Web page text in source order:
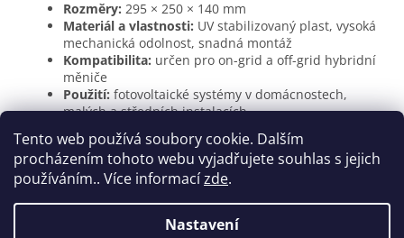
Tento web používá soubory cookie. Dalším
procházením tohoto webu vyjadřujete souhlas s jejich
používáním.. Více informacízde.
Nastavení
Rozměry: 295 × 250 × 140 mm
Materiál a vlastnosti: UV stabilizovaný plast, vysoká
mechanická odolnost, snadná montáž
Kompatibilita: určen pro on-grid a off-grid hybridní
měniče
Použití: fotovoltaické systémy v domácnostech,
malých a středních instalacích